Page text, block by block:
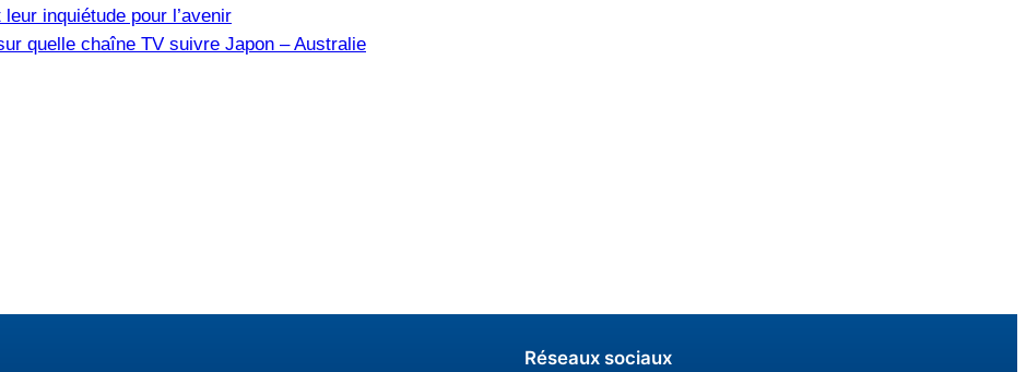
inquiétude pour l’avenir
quelle chaîne TV suivre Japon – Australie
Réseaux sociaux